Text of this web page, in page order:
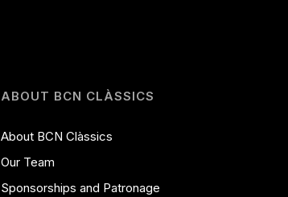
ABOUT BCN CLÀSSICS
About BCN Clàssics
Our Team
Sponsorships and Patronage